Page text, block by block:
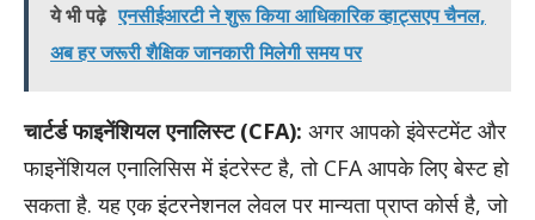
ये भी पढ़े एनसीईआरटी ने शुरू किया आधिकारिक व्हाट्सएप चैनल,
अब हर जरूरी शैक्षिक जानकारी मिलेगी समय पर
चार्टर्ड फाइनेंशियल एनालिस्ट (CFA): अगर आपको इंवेस्टमेंट और
फाइनेंशियल एनालिसिस में इंटरेस्ट है, तो CFA आपके लिए बेस्ट हो
सकता है. यह एक इंटरनेशनल लेवल पर मान्यता प्राप्त कोर्स है, जो